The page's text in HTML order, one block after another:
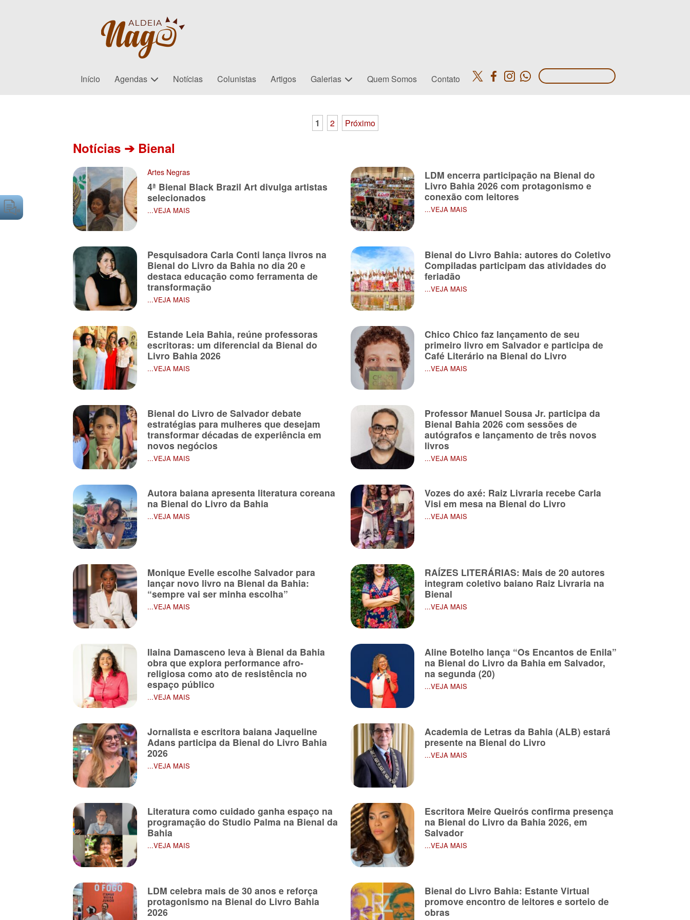
Início Agendas Notícias Colunistas Artigos Galerias Quem Somos Contato
de
1 2 Próximo
Notícias ➔ Bienal
Artes Negras
4ª Bienal Black Brazil Art divulga artistas
selecionados
...VEJA MAIS
LDM encerra participação na Bienal do
Livro Bahia 2026 com protagonismo e
conexão com leitores
...VEJA MAIS
Pesquisadora Carla Conti lança livros na
Bienal do Livro da Bahia no dia 20 e
destaca educação como ferramenta de
transformação
...VEJA MAIS
Bienal do Livro Bahia: autores do Coletivo
Compiladas participam das atividades do
feriadão
...VEJA MAIS
Estande Leia Bahia, reúne professoras
escritoras: um diferencial da Bienal do
Livro Bahia 2026
...VEJA MAIS
Chico Chico faz lançamento de seu
primeiro livro em Salvador e participa de
Café Literário na Bienal do Livro
...VEJA MAIS
Bienal do Livro de Salvador debate
estratégias para mulheres que desejam
transformar décadas de experiência em
novos negócios
...VEJA MAIS
Professor Manuel Sousa Jr. participa da
Bienal Bahia 2026 com sessões de
autógrafos e lançamento de três novos
livros
...VEJA MAIS
Autora baiana apresenta literatura coreana
na Bienal do Livro da Bahia
...VEJA MAIS
Vozes do axé: Raiz Livraria recebe Carla
Visi em mesa na Bienal do Livro
...VEJA MAIS
Monique Evelle escolhe Salvador para
lançar novo livro na Bienal da Bahia:
“sempre vai ser minha escolha”
...VEJA MAIS
RAÍZES LITERÁRIAS: Mais de 20 autores
integram coletivo baiano Raiz Livraria na
Bienal
...VEJA MAIS
Ilaina Damasceno leva à Bienal da Bahia
obra que explora performance afro-
religiosa como ato de resistência no
espaço público
...VEJA MAIS
Aline Botelho lança “Os Encantos de Enila”
na Bienal do Livro da Bahia em Salvador,
na segunda (20)
...VEJA MAIS
Jornalista e escritora baiana Jaqueline
Adans participa da Bienal do Livro Bahia
2026
...VEJA MAIS
Academia de Letras da Bahia (ALB) estará
presente na Bienal do Livro
...VEJA MAIS
Literatura como cuidado ganha espaço na
programação do Studio Palma na Bienal da
Bahia
...VEJA MAIS
Escritora Meire Queirós confirma presença
na Bienal do Livro da Bahia 2026, em
Salvador
...VEJA MAIS
LDM celebra mais de 30 anos e reforça
protagonismo na Bienal do Livro Bahia
2026
Bienal do Livro Bahia: Estante Virtual
promove encontro de leitores e sorteio de
obras